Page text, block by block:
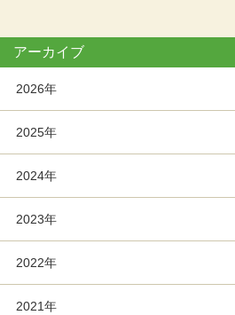
アーカイブ
2026年
2025年
2024年
2023年
2022年
2021年